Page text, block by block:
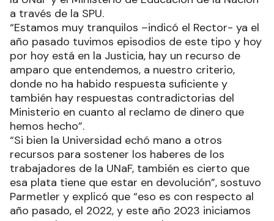
a través de la SPU.
“Estamos muy tranquilos –indicó el Rector- ya el
año pasado tuvimos episodios de este tipo y hoy
por hoy está en la Justicia, hay un recurso de
amparo que entendemos, a nuestro criterio,
donde no ha habido respuesta suficiente y
también hay respuestas contradictorias del
Ministerio en cuanto al reclamo de dinero que
hemos hecho”.
“Si bien la Universidad echó mano a otros
recursos para sostener los haberes de los
trabajadores de la UNaF, también es cierto que
esa plata tiene que estar en devolución”, sostuvo
Parmetler y explicó que “eso es con respecto al
año pasado, el 2022, y este año 2023 iniciamos